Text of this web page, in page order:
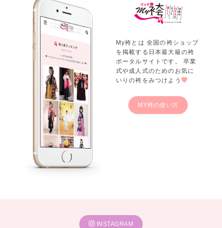
My袴とは 全国の袴ショップ
を掲載する日本最大級の袴
ポータルサイトです。 卒業
式や成人式のためのお気に
いりの袴をみつけよう
MY袴の使い方
INSTAGRAM